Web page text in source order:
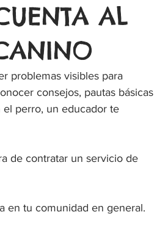
AL
problemas visibles para
consejos, pautas básicas
perro, un educador te
de contratar un servicio de
en tu comunidad en general.